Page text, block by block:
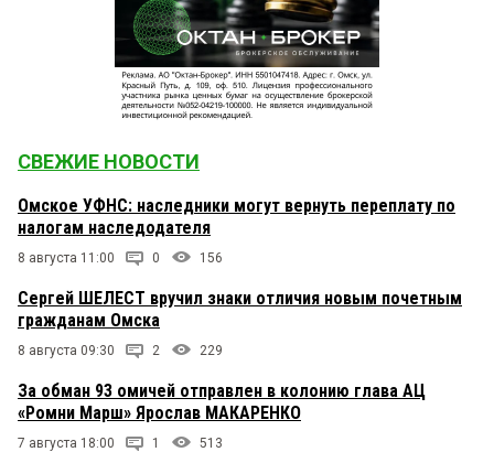
СВЕЖИЕ НОВОСТИ
Омское УФНС: наследники могут вернуть переплату по
налогам наследодателя
8 августа 11:00 0 156
Сергей ШЕЛЕСТ вручил знаки отличия новым почетным
гражданам Омска
8 августа 09:30 2 229
За обман 93 омичей отправлен в колонию глава АЦ
«Ромни Марш» Ярослав МАКАРЕНКО
7 августа 18:00 1 513